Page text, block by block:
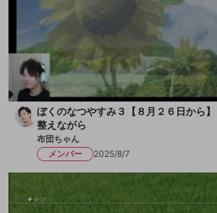
ぼくのなつやすみ３【８月２６日から
整えながら
布団ちゃん
メンバー
2025/8/7